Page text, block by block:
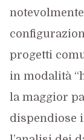
progetti
in modalità
la maggior
dispendiose